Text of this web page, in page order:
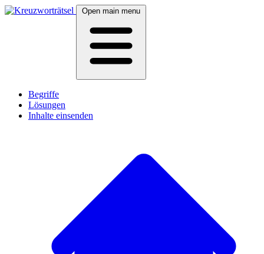
Open main menu
Begriffe
Lösungen
Inhalte einsenden